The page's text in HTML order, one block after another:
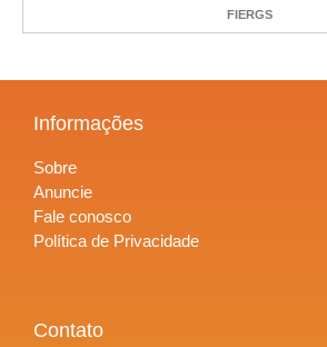
FIERGS
Informações
Sobre
Anuncie
Fale conosco
Política de Privacidade
Contato